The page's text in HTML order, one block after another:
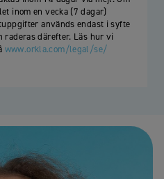
inom en vecka (7 dagar)
används endast i syfte
därefter. Läs hur vi
www.orkla.com/legal/se/